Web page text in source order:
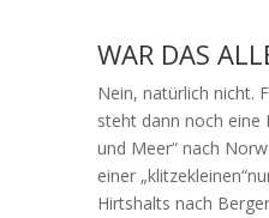
WAR DAS
Nein, natürlich nicht.
steht dann noch eine
und Meer“ nach
einer
Hirtshalts nach